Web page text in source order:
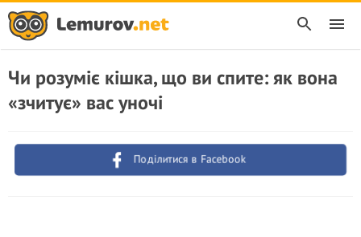
Чи розуміє кішка, що ви спите: як вона
«зчитує» вас уночі
Поділитися в Facebook